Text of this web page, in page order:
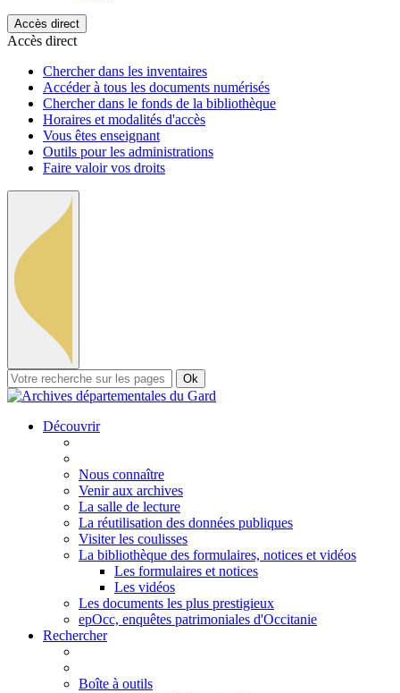
Accès direct
Accès direct
Chercher dans les inventaires
Accéder à tous les documents numérisés
Chercher dans le fonds de la bibliothèque
Horaires et modalités d'accès
Vous êtes enseignant
Outils pour les administrations
Faire valoir vos droits
Ok
Découvrir
Nous connaître
Venir aux archives
La salle de lecture
La réutilisation des données publiques
Visiter les coulisses
La bibliothèque des formulaires, notices et vidéos
Les formulaires et notices
Les vidéos
Les documents les plus prestigieux
epOcc, enquêtes patrimoniales d'Occitanie
Rechercher
Boîte à outils